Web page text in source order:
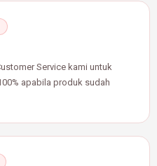
Service kami untuk
apabila produk sudah